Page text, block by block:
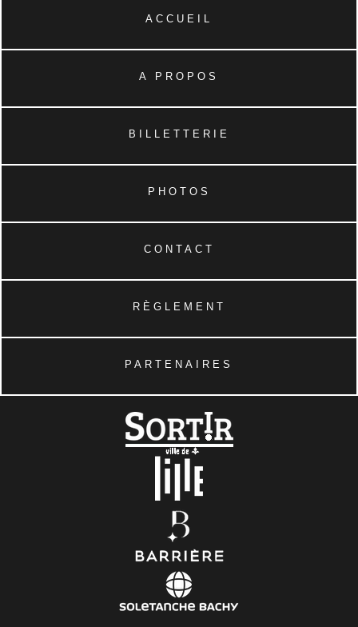
ACCUEIL
A PROPOS
BILLETTERIE
PHOTOS
CONTACT
RÈGLEMENT
PARTENAIRES